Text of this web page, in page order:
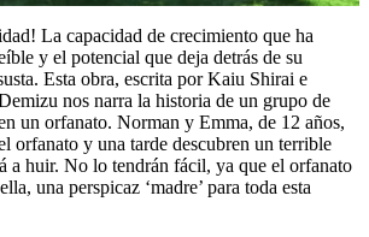
La capacidad de crecimiento que ha
y el potencial que deja detrás de su
Esta obra, escrita por Kaiu Shirai e
nos narra la historia de un grupo de
un orfanato. Norman y Emma, de 12 años,
orfanato y una tarde descubren un terrible
a huir. No lo tendrán fácil, ya que el orfanato
una perspicaz ‘madre’ para toda esta